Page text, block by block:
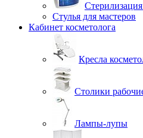
Стулья для мастеров
Кабинет косметолога
Кресла
Столики
Лампы-лупы